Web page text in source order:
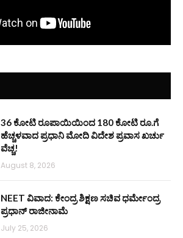
36 ಕೋಟಿ ರೂಪಾಯಿಯಿಂದ 180 ಕೋಟಿ ರೂ.ಗೆ
ಹೆಚ್ಚಳವಾದ ಪ್ರಧಾನಿ ಮೋದಿ ವಿದೇಶ ಪ್ರವಾಸ ಖರ್ಚು
ವೆಚ್ಚ!
August 8, 2026
NEET ವಿವಾದ: ಕೇಂದ್ರ ಶಿಕ್ಷಣ ಸಚಿವ ಧರ್ಮೇಂದ್ರ
ಪ್ರಧಾನ್ ರಾಜೀನಾಮೆ
July 25, 2026